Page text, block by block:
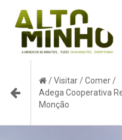
/Visitar/Comer/
Adega Cooperativa
Monção